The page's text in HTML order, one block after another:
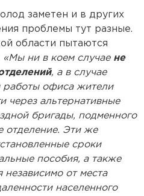
заметен и в других
проблемы тут разные.
области пытаются
«Мы ни в коем случае не
, а в случае
работы офиса жители
через альтернативные
бригады, подменного
отделение. Эти же
сроки
пособия, а также
независимо от места
населенного